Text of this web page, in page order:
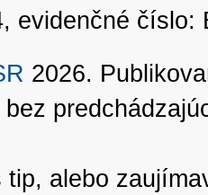
evidenčné číslo:
2026.
tip, alebo